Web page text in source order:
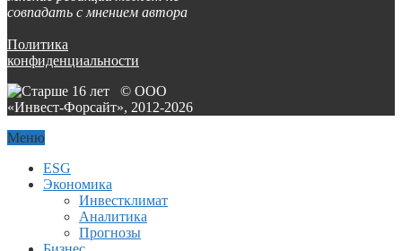
совпадать с мнением автора
Политика
конфиденциальности
© ООО
«Инвест-Форсайт», 2012-2026
Меню
ESG
Экономика
Инвестклимат
Аналитика
Прогнозы